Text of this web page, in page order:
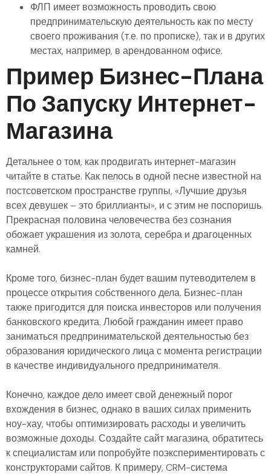
ФЛП имеет возможность проводить свою
предпринимательскую деятельность как по месту
своего проживания (т.е. по прописке), так и в других
местах, например, в арендованном офисе.
Пример Бизнес-Плана
По Запуску Интернет-
Магазина
Детальнее о том, как продвигать интернет-магазин
читайте в статье. Как пелось в одной песне известной на
постсоветском пространстве группы, «Лучшие друзья
всех девушек – это бриллианты», и с этим не поспоришь.
Прекрасная половина человечества без сознания
обожает украшения из золота, серебра и драгоценных
камней.
Кроме того, бизнес-план будет вашим путеводителем в
процессе открытия собственного дела. Бизнес-план
также пригодится для поиска инвесторов или получения
банковского кредита. Любой гражданин имеет право
заниматься предпринимательской деятельностью без
образования юридического лица с момента регистрации
в качестве индивидуального предпринимателя.
Конечно, каждое дело имеет свой денежный порог
вхождения в бизнес, однако в ваших силах применить
ноу-хау, чтобы оптимизировать расходы и увеличить
возможные доходы. Создайте сайт магазина, обратитесь
к специалистам или попробуйте поэкспериментировать с
конструкторами сайтов. К примеру, CRM-система